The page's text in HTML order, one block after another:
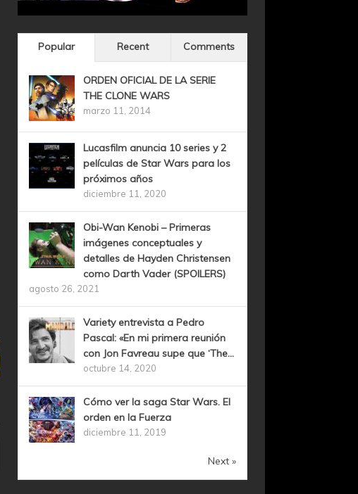
Popular Recent Comments
ORDEN OFICIAL DE LA SERIE
THE CLONE WARS
marzo 11, 2014
Lucasfilm anuncia 10 series y 2
películas de Star Wars para los
próximos años
diciembre 11, 2020
Obi-Wan Kenobi – Primeras
imágenes conceptuales y
detalles de Hayden Christensen
como Darth Vader (SPOILERS)
agosto 26, 2021
Variety entrevista a Pedro
Pascal: «En mi primera reunión
con Jon Favreau supe que ‘The...
octubre 14, 2020
Cómo ver la saga Star Wars. El
orden en la Fuerza
diciembre 11, 2019
Next »